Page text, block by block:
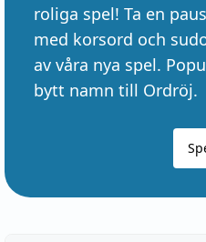
roliga spel! Ta en
med korsord och
av våra nya spel.
bytt namn till Ordröj.